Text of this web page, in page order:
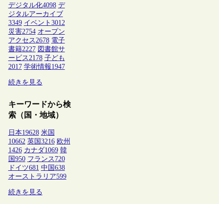
デジタル化4098 デ
ジタルアーカイブ
3349 イベント 3012
災害2754 オープン
アクセス 2678 電子
書籍2227 図書館サ
ービス 2178 子ども
2017 学術情報1947
続きを見る
キーワードから検
索（国・地域）
日本19628 米国
10662 英国 3216 欧州
1426 カナダ1069 韓
国 950 フランス 720
ドイツ681 中国 638
オーストラリア599
続きを見る